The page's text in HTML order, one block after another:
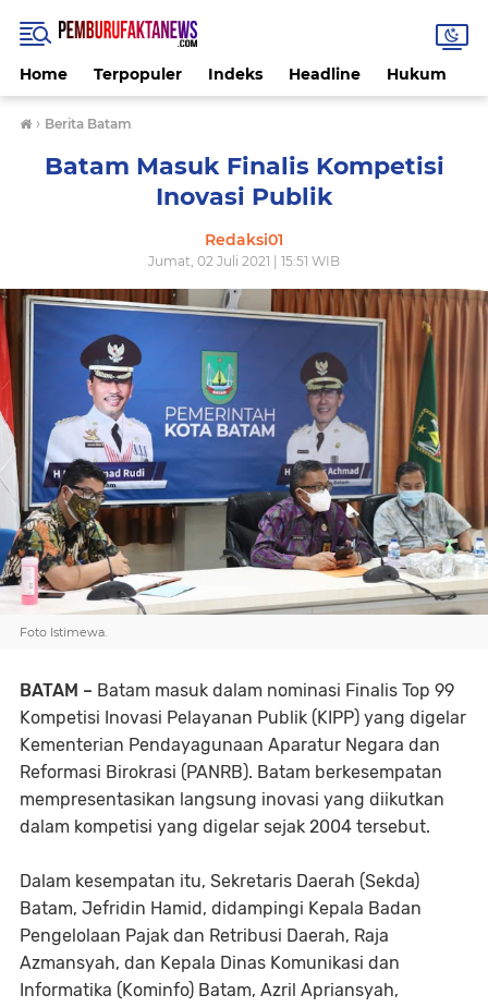
Home Terpopuler Indeks Headline Hukum
› Berita Batam
Batam Masuk Finalis Kompetisi
Inovasi Publik
Redaksi01
Jumat, 02 Juli 2021 | 15:51 WIB
Foto Istimewa.
BATAM – Batam masuk dalam nominasi Finalis Top 99
Kompetisi Inovasi Pelayanan Publik (KIPP) yang digelar
Kementerian Pendayagunaan Aparatur Negara dan
Reformasi Birokrasi (PANRB). Batam berkesempatan
mempresentasikan langsung inovasi yang diikutkan
dalam kompetisi yang digelar sejak 2004 tersebut.
Dalam kesempatan itu, Sekretaris Daerah (Sekda)
Batam, Jefridin Hamid, didampingi Kepala Badan
Pengelolaan Pajak dan Retribusi Daerah, Raja
Azmansyah, dan Kepala Dinas Komunikasi dan
Informatika (Kominfo) Batam, Azril Apriansyah,